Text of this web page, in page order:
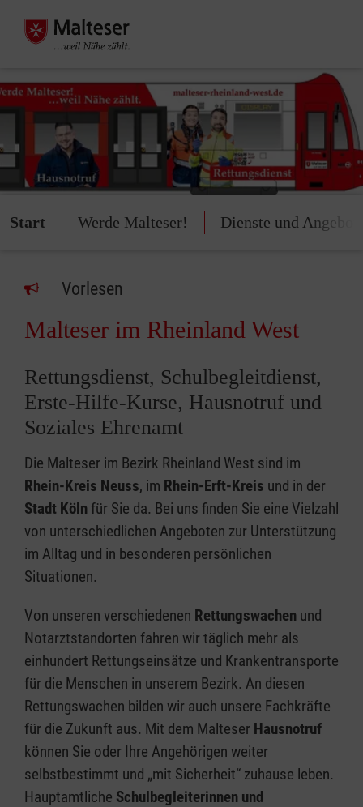
Start Werde Malteser! Dienste und
Vorlesen
Malteser im Rheinland West
Rettungsdienst, Schulbegleitdienst,
Erste-Hilfe-Kurse, Hausnotruf und
Soziales Ehrenamt
Die Malteser im Bezirk Rheinland West sind im
Rhein-Kreis Neuss, im Rhein-Erft-Kreis und in der
Stadt Köln für Sie da. Bei uns finden Sie eine Vielzahl
von unterschiedlichen Angeboten zur Unterstützung
im Alltag und in besonderen persönlichen
Situationen.
Von unseren verschiedenen Rettungswachen und
Notarztstandorten fahren wir täglich mehr als
einhundert Rettungseinsätze und Krankentransporte
für die Menschen in unserem Bezirk. An diesen
Rettungswachen bilden wir auch unsere Fachkräfte
für die Zukunft aus. Mit dem Malteser Hausnotruf
können Sie oder Ihre Angehörigen weiter
selbstbestimmt und „mit Sicherheit“ zuhause leben.
Hauptamtliche Schulbegleiterinnen und